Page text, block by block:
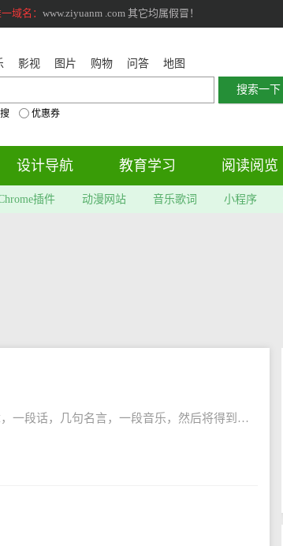
域名： www.ziyuanm .com 其它均属假冒！
影视 图片 购物 问答 地图
优惠券
设计导航 教育学习 阅读阅览
插件 动漫网站 音乐歌词 小程序
夏洛的网读后感和启示600字以上怎样写？读后感是指读了一本书，一篇文章，一段话，几句名言，一段音乐，然后将得到的感受和启示写成的文章叫做读后感。下面是小编为大家整理的夏洛的网读后感和启示600字以上，